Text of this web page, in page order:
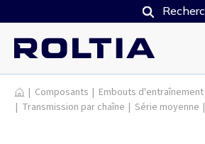
Produits
| Composants | Embouts d'entraînement
| Transmission par chaîne | Série moyenne |